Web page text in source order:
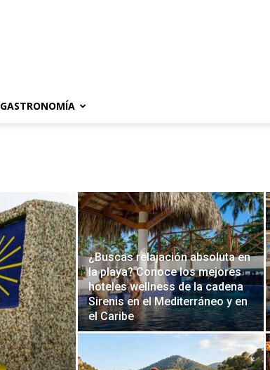
GASTRONOMÍA
¿Buscas relajación absoluta en
la playa? Conoce los mejores
hoteles wellness de la cadena
Sirenis en el Mediterráneo y en
el Caribe